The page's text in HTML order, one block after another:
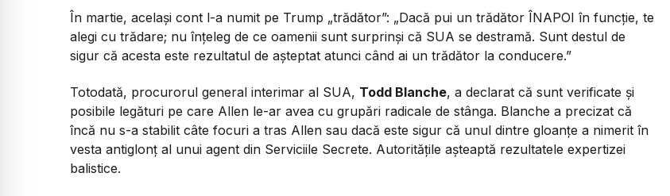
În martie, același cont l-a numit pe Trump „trădător”: „Dacă pui un trădător ÎNAPOI în funcție, te
alegi cu trădare; nu înțeleg de ce oamenii sunt surprinși că SUA se destramă. Sunt destul de
sigur că acesta este rezultatul de așteptat atunci când ai un trădător la conducere.”
Totodată, procurorul general interimar al SUA, Todd Blanche, a declarat că sunt verificate și
posibile legături pe care Allen le-ar avea cu grupări radicale de stânga. Blanche a precizat că
încă nu s-a stabilit câte focuri a tras Allen sau dacă este sigur că unul dintre gloanțe a nimerit în
vesta antiglonț al unui agent din Serviciile Secrete. Autoritățile așteaptă rezultatele expertizei
balistice.